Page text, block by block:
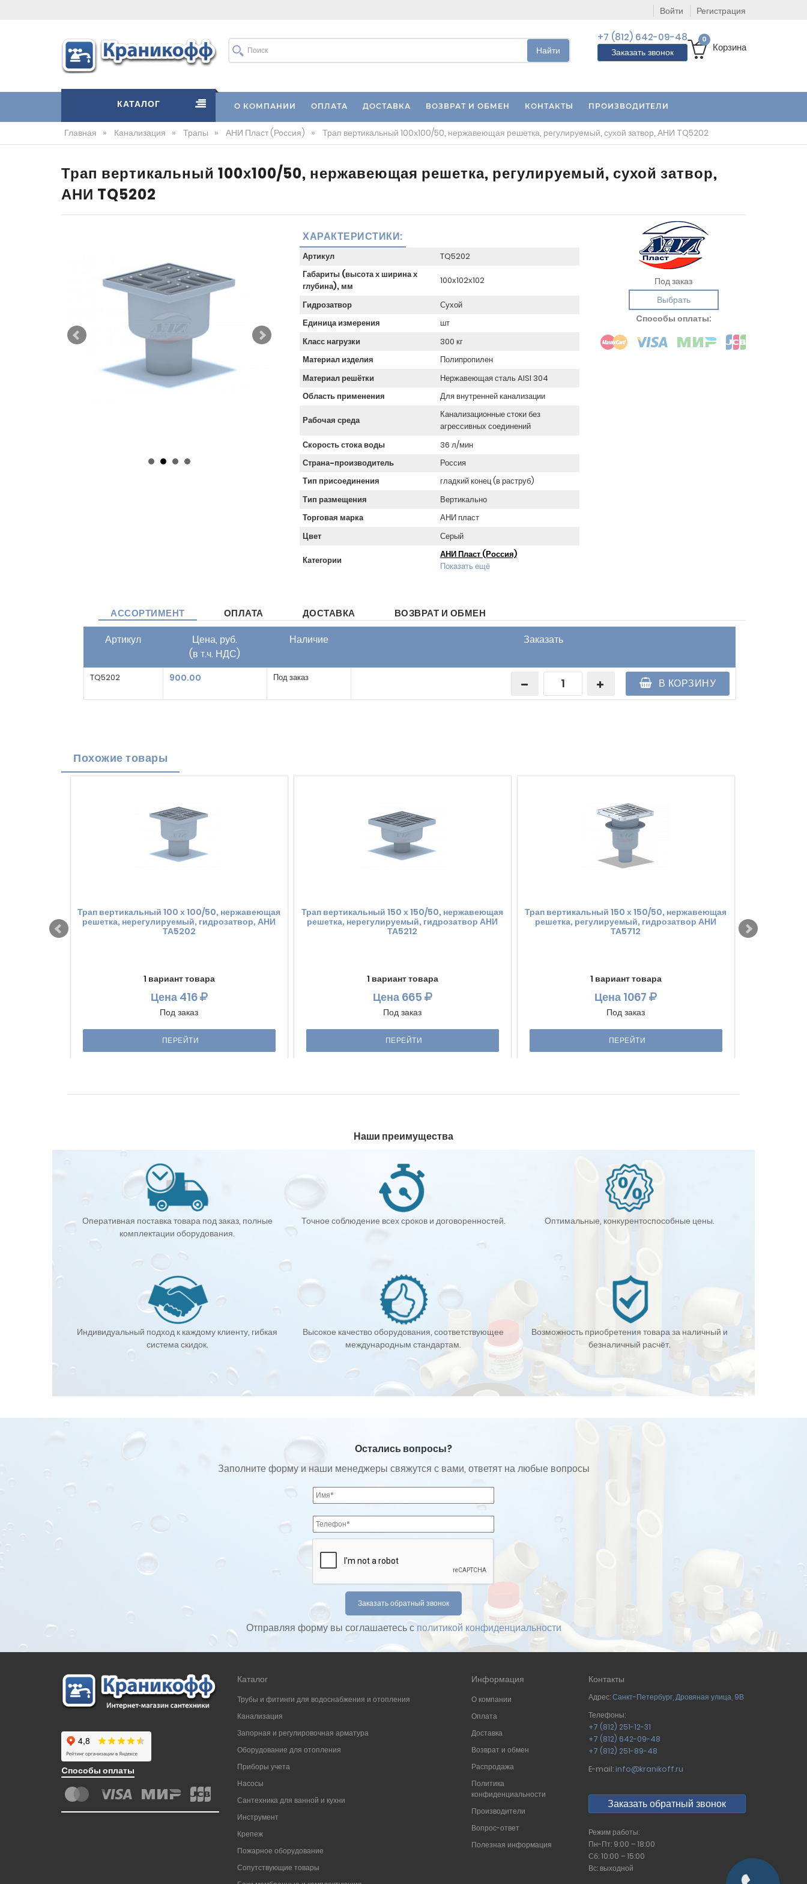
Войти Регистрация
Найти
+7 (812) 642-09-48
Заказать звонок
0
Корзина
КАТАЛОГ О КОМПАНИИ ОПЛАТА ДОСТАВКА ВОЗВРАТ И ОБМЕН КОНТАКТЫ ПРОИЗВОДИТЕЛИ
Главная » Канализация » Трапы » АНИ Пласт (Россия) » Трап вертикальный 100х100/50, нержавеющая решетка, регулируемый, сухой затвор, АНИ TQ5202
Трап вертикальный 100х100/50, нержавеющая решетка, регулируемый, сухой затвор,
АНИ TQ5202
ХАРАКТЕРИСТИКИ:
Артикул
TQ5202
Габариты (высота х ширина х
глубина), мм
100х102х102
Гидрозатвор
Сухой
Единица измерения
шт
Класс нагрузки
300 кг
Материал изделия
Полипропилен
Материал решётки
Нержавеющая сталь AISI 304
Область применения
Для внутренней канализации
Рабочая среда
Канализационные стоки без
агрессивных соединений
Скорость стока воды
36 л/мин
Страна-производитель
Россия
Тип присоединения
гладкий конец (в раструб)
Тип размещения
Вертикально
Торговая марка
АНИ пласт
Цвет
Серый
Категории
АНИ Пласт (Россия)
Показать ещё
Под заказ
Выбрать
Cпособы оплаты:
АССОРТИМЕНТ ОПЛАТА ДОСТАВКА ВОЗВРАТ И ОБМЕН
Артикул
Цена, руб.
(в т.ч. НДС)
Наличие Заказать
TQ5202 900.00 Под заказ В КОРЗИНУ
Похожие товары
Трап вертикальный 100 х 100/50, нержавеющая
решетка, нерегулируемый, гидрозатвор, АНИ
ТА5202
1 вариант товара
Цена416
Под заказ
ПЕРЕЙТИ
Трап вертикальный 150 х 150/50, нержавеющая
решетка, нерегулируемый, гидрозатвор АНИ
ТА5212
1 вариант товара
Цена665
Под заказ
ПЕРЕЙТИ
Трап вертикальный 150 х 150/50, нержавеющая
решетка, регулируемый, гидрозатвор АНИ
ТА5712
1 вариант товара
Цена 1067
Под заказ
ПЕРЕЙТИ
Наши преимущества
Оперативная поставка товара под заказ, полные
комплектации оборудования.
Точное соблюдение всех сроков и договоренностей. Оптимальные, конкурентоспособные цены.
Индивидуальный подход к каждому клиенту, гибкая
система скидок.
Высокое качество оборудования, соответствующее
международным стандартам.
Возможность приобретения товара за наличный и
безналичный расчёт.
Остались вопросы?
Заполните форму и наши менеджеры свяжутся с вами, ответят на любые вопросы
Отправляя форму вы соглашаетесь с политикой конфиденциальности
Cпособы оплаты
Каталог
Трубы и фитинги для водоснабжения и отопления
Канализация
Запорная и регулировочная арматура
Оборудование для отопления
Приборы учета
Насосы
Сантехника для ванной и кухни
Инструмент
Крепеж
Пожарное оборудование
Сопутствующие товары
Информация
О компании
Оплата
Доставка
Возврат и обмен
Распродажа
Политика
конфиденциальности
Производители
Вопрос-ответ
Полезная информация
Контакты
Адрес:Санкт-Петербург, Дровяная улица, 9В
Телефоны:
+7 (812) 251-12-31
+7 (812) 642-09-48
+7 (812) 251-89-48
E-mail: info@kranikoff.ru
Заказать обратный звонок
Режим работы:
Пн-Пт: 9:00 – 18:00
Сб: 10:00 – 15:00
Вс: выходной